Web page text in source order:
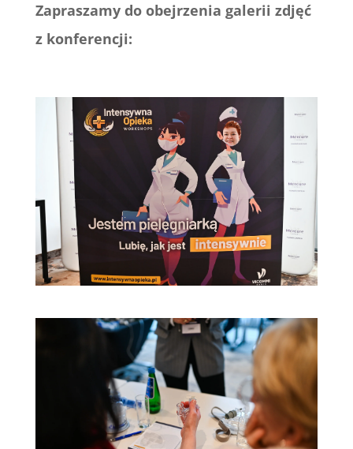
Zapraszamy do obejrzenia galerii zdjęć
z konferencji: